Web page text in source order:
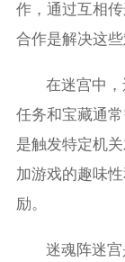
作，通过互相
合作是解决这些
在迷宫中
任务和宝藏通
是触发特定机
加游戏的趣味
励。
迷魂阵迷